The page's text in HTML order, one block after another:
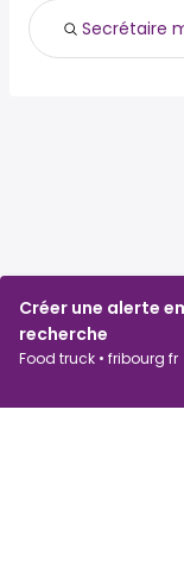
Créer une alerte
recherche
Food truck • fribourg fr
Secrétaire